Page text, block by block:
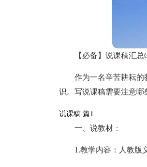
【必备】说课稿汇总
作为一名辛苦耕耘的
识。写说课稿需要注意哪
说课稿 篇1
一、说教材：
1.教学内容：人教版